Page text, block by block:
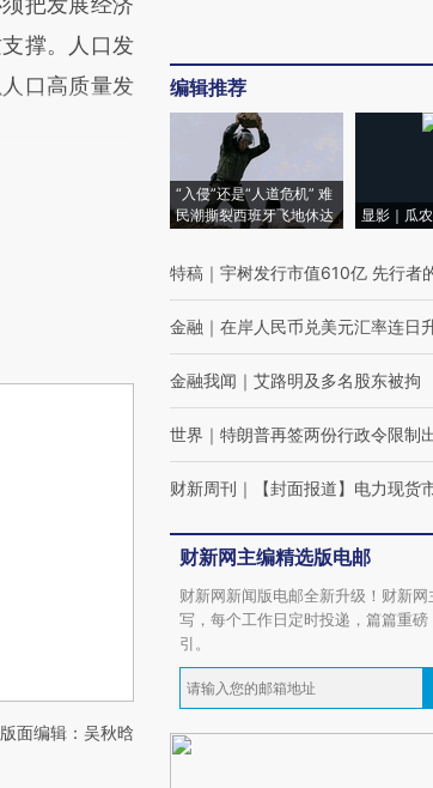
撑。人口发
口高质量发
版面编辑：吴秋晗
编辑推荐
“入侵”还是“人道危机” 难
民潮撕裂西班牙飞地休达
显影｜瓜
特稿 ｜ 宇树发行市值610亿 先行者
金融 ｜ 在岸人民币兑美元汇率连日
金融我闻 ｜ 艾路明及多名股东被拘
世界 ｜ 特朗普再签两份行政令限制
财新周刊 ｜ 【封面报道】电力现货
财新网主编精选版电邮
财新网新闻版电邮全新升级！财新网
写，每个工作日定时投递，篇篇重磅
引。